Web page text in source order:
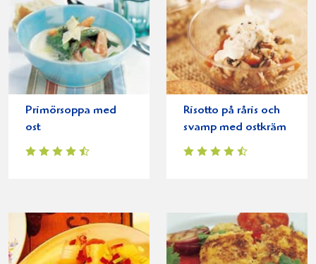
Primörsoppa med
ost
Risotto på råris och
svamp med ostkräm